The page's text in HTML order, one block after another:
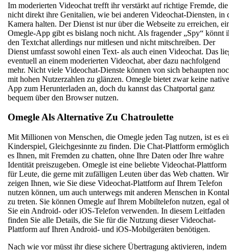
Im moderierten Videochat trefft ihr verstärkt auf richtige Fremde, die
nicht direkt ihre Genitalien, wie bei anderen Videochat-Diensten, in
Kamera halten. Der Dienst ist nur über die Webseite zu erreichen,
Omegle-App gibt es bislang noch nicht. Als fragender „Spy“ könnt
den Textchat allerdings nur mitlesen und nicht mitschreiben. Der
Dienst umfasst sowohl einen Text- als auch einen Videochat. Das
eventuell an einem moderierten Videochat, aber dazu nachfolgend
mehr. Nicht viele Videochat-Dienste können von sich behaupten
mit hohen Nutzerzahlen zu glänzen. Omegle bietet zwar keine native
App zum Herunterladen an, doch du kannst das Chatportal ganz
bequem über den Browser nutzen.
Omegle Als Alternative Zu Chatroulette
Mit Millionen von Menschen, die Omegle jeden Tag nutzen, ist es
Kinderspiel, Gleichgesinnte zu finden. Die Chat-Plattform
es Ihnen, mit Fremden zu chatten, ohne Ihre Daten oder Ihre wahre
Identität preiszugeben. Omegle ist eine beliebte Videochat-Plattform
für Leute, die gerne mit zufälligen Leuten über das Web chatten. Wir
zeigen Ihnen, wie Sie diese Videochat-Plattform auf Ihrem Telefon
nutzen können, um auch unterwegs mit anderen Menschen in
zu treten. Sie können Omegle auf Ihrem Mobiltelefon nutzen, egal
Sie ein Android- oder iOS-Telefon verwenden. In diesem Leitfaden
finden Sie alle Details, die Sie für die Nutzung dieser Videochat-
Plattform auf Ihren Android- und iOS-Mobilgeräten benötigen.
Nach wie vor müsst ihr diese sichere Übertragung aktivieren, indem